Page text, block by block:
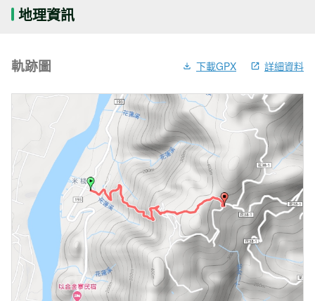
地理資訊
軌跡圖 下載GPX 詳細資料